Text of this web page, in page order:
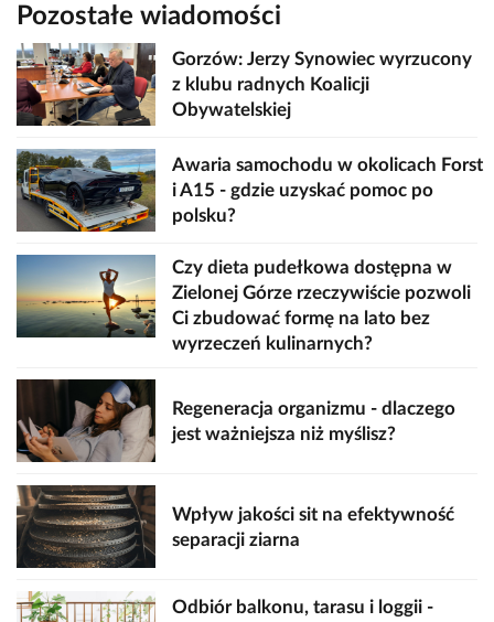
Pozostałe wiadomości
Gorzów: Jerzy Synowiec wyrzucony
z klubu radnych Koalicji
Obywatelskiej
Awaria samochodu w okolicach Forst
i A15 - gdzie uzyskać pomoc po
polsku?
Czy dieta pudełkowa dostępna w
Zielonej Górze rzeczywiście pozwoli
Ci zbudować formę na lato bez
wyrzeczeń kulinarnych?
Regeneracja organizmu - dlaczego
jest ważniejsza niż myślisz?
Wpływ jakości sit na efektywność
separacji ziarna
Odbiór balkonu, tarasu i loggii -